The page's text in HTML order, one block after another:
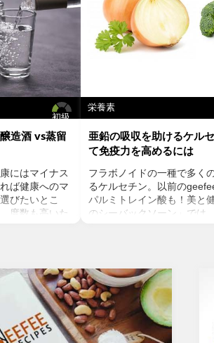
。鍋にお湯に沸かし、白滝を30
っかり切る。
ーブオイルを弱火で温め、みじ
、輪切りにした鷹の爪を炒め
に切り、ベーコンは食べやすい
加え炒める。
るように混ぜ合わせ、塩・胡椒
り。
初級
造酒 vs蒸留
にはマイナス
ば健康へのマ
びたいとこ
度数も高いた
か？今回は、
方法（醸造酒
してどのよう
いきます。
と蒸留酒の2
栄養素
亜鉛の吸収を助けるケル
て免疫力を高めるには
フラボノイドの一種で多く
るケルセチン。以前の
パルミトレイン酸も！美と
のシーバックソーン」では、
ルセチンには抗菌抗ウィル
との闘いを促進する可能性
す。また、免疫力の維持に
との相乗効果もあると考え
は、このケルセチンの健康
にフォーカスしていきます